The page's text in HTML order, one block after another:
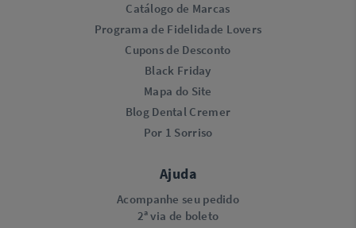
Catálogo de Marcas
Programa de Fidelidade Lovers​
Cupons de Desconto
Black Friday
Mapa do Site
Blog Dental Cremer
Por 1 Sorriso
Ajuda
Acompanhe seu pedido
2ª via de boleto